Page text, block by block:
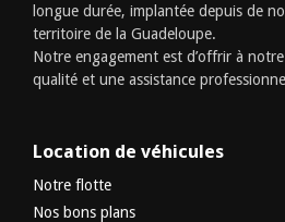
longue durée, implantée depuis de
territoire de la Guadeloupe.
Notre engagement est d’offrir à
qualité et une assistance
Location de véhicules
Notre flotte
Nos bons plans